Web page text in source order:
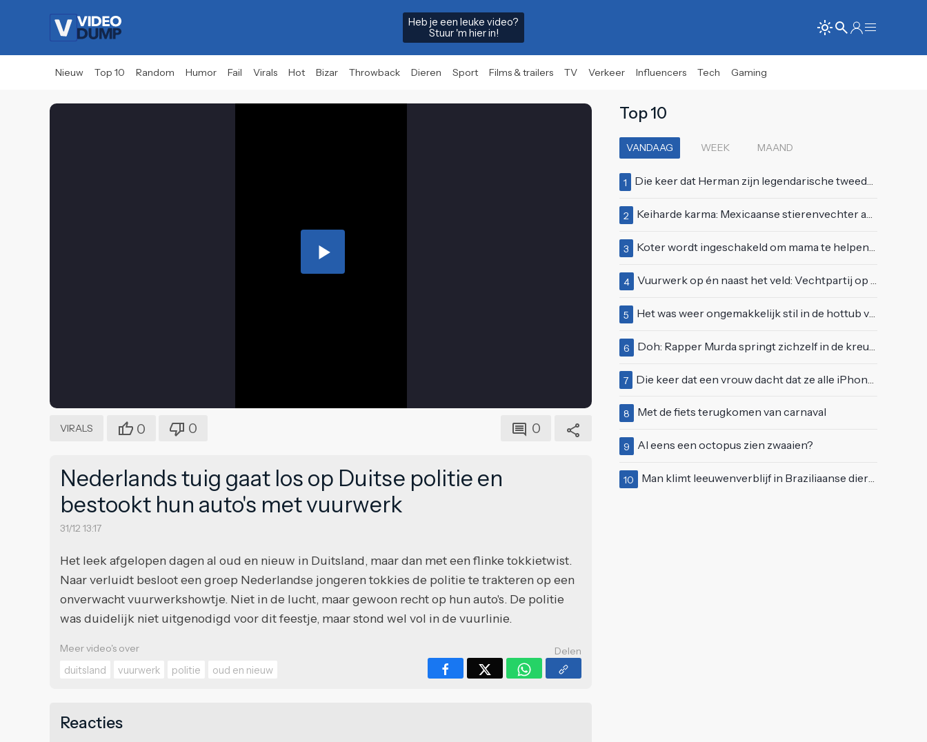
Heb je een leuke video?
Stuur 'm hier in!
Nieuw Top 10 Random Humor Fail Virals Hot Bizar Throwback Dieren Sport Films & trailers TV Verkeer Influencers Tech Gaming
Play
VIRALS 0 0 0
Nederlands tuig gaat los op Duitse politie en
bestookt hun auto's met vuurwerk
31/12 13:17
Het leek afgelopen dagen al oud en nieuw in Duitsland, maar dan met een flinke tokkietwist.
Naar verluidt besloot een groep Nederlandse jongeren tokkies de politie te trakteren op een
onverwacht vuurwerkshowtje. Niet in de lucht, maar gewoon recht op hun auto's. De politie
was duidelijk niet uitgenodigd voor dit feestje, maar stond wel vol in de vuurlinie.
Meer video's over
duitsland
vuurwerk politie oud en nieuw
Delen
Reacties
Top 10
VANDAAG WEEK MAAND
1 Die keer dat Herman zijn legendarische tweede auditie bij Idols deed
2 Keiharde karma: Mexicaanse stierenvechter aan hoorn gespietst voor ogen van duizenden toeschouwers
3 Koter wordt ingeschakeld om mama te helpen met de perfecte vakantiefoto te maken
4 Vuurwerk op én naast het veld: Vechtpartij op Ajax-tribune tussen supporters en stewards
5 Het was weer ongemakkelijk stil in de hottub van Lang Leve de Liefde
6 Doh: Rapper Murda springt zichzelf in de kreukels op het Moonstar Festival
7 Die keer dat een vrouw dacht dat ze alle iPhones wel op kon kopen
8 Met de fiets terugkomen van carnaval
9 Al eens een octopus zien zwaaien?
10 Man klimt leeuwenverblijf in Braziliaanse dierentuin en overleeft het niet